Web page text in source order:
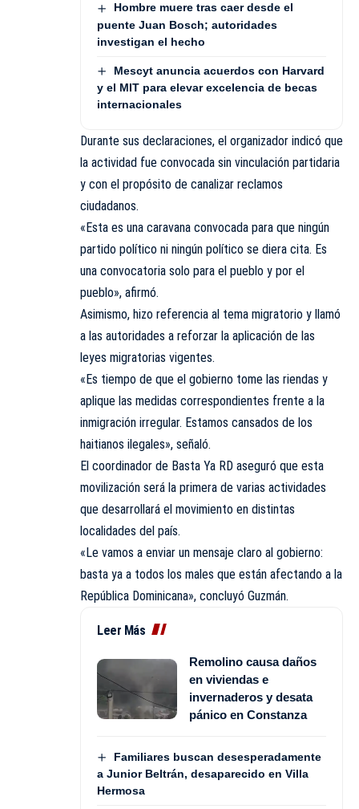
Hombre muere tras caer desde el
puente Juan Bosch; autoridades
investigan el hecho
Mescyt anuncia acuerdos con Harvard
y el MIT para elevar excelencia de becas
internacionales
Durante sus declaraciones, el organizador indicó que
la actividad fue convocada sin vinculación partidaria
y con el propósito de canalizar reclamos
ciudadanos.
«Esta es una caravana convocada para que ningún
partido político ni ningún político se diera cita. Es
una convocatoria solo para el pueblo y por el
pueblo», afirmó.
Asimismo, hizo referencia al tema migratorio y llamó
a las autoridades a reforzar la aplicación de las
leyes migratorias vigentes.
«Es tiempo de que el gobierno tome las riendas y
aplique las medidas correspondientes frente a la
inmigración irregular. Estamos cansados de los
haitianos ilegales», señaló.
El coordinador de Basta Ya RD aseguró que esta
movilización será la primera de varias actividades
que desarrollará el movimiento en distintas
localidades del país.
«Le vamos a enviar un mensaje claro al gobierno:
basta ya a todos los males que están afectando a la
República Dominicana», concluyó Guzmán.
Leer Más
Remolino causa daños
en viviendas e
invernaderos y desata
pánico en Constanza
Familiares buscan desesperadamente
a Junior Beltrán, desaparecido en Villa
Hermosa